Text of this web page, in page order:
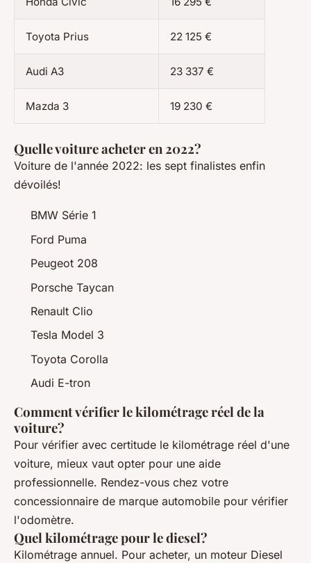
Toyota Prius 22 125 €
Audi A3 23 337 €
Mazda 3 19 230 €
Quelle voiture acheter en 2022?
Voiture de l'année 2022: les sept finalistes enfin
dévoilés!
BMW Série 1
Ford Puma
Peugeot 208
Porsche Taycan
Renault Clio
Tesla Model 3
Toyota Corolla
Audi E-tron
Comment vérifier le kilométrage réel de la
voiture?
Pour vérifier avec certitude le kilométrage réel d'une
voiture, mieux vaut opter pour une aide
professionnelle. Rendez-vous chez votre
concessionnaire de marque automobile pour vérifier
l'odomètre.
Quel kilométrage pour le diesel?
Kilométrage annuel. Pour acheter, un moteur Diesel